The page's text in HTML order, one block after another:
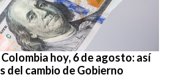
hoy, 6 de agosto: así
del cambio de Gobierno